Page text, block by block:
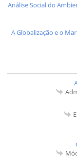
Análise Social do
A Globalização e o